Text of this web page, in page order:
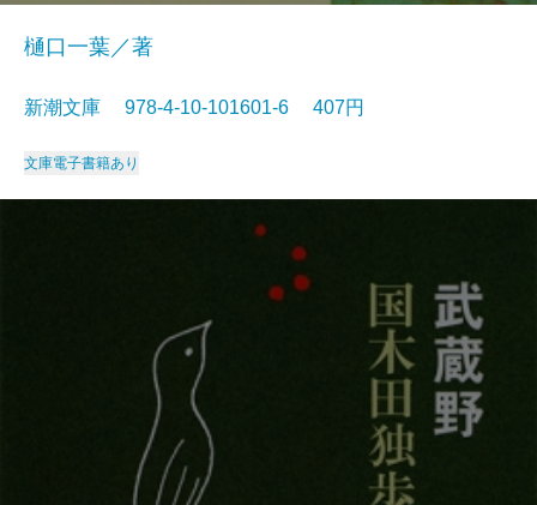
樋口一葉／著
新潮文庫 978-4-10-101601-6 407円
文庫電子書籍あり